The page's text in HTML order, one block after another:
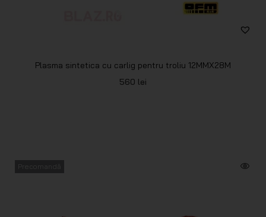
Plasma sintetica cu carlig pentru troliu 12MMX28M
560 lei
Precomandă